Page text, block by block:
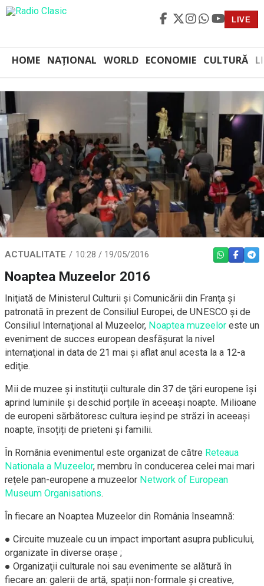
LIVE
HOME NAȚIONAL WORLD ECONOMIE CULTURĂ
ACTUALITATE 10:28 / 19/05/2016 WHATSAPP
Noaptea Muzeelor 2016
Iniţiată de Ministerul Culturii şi Comunicării din Franţa și
patronată în prezent de Consiliul Europei, de UNESCO şi de
Consiliul Internaţional al Muzeelor, Noaptea muzeelor este un
eveniment de succes european desfăşurat la nivel
internaţional in data de 21 mai şi aflat anul acesta la a 12-a
ediţie.
Mii de muzee şi instituţii culturale din 37 de ţări europene își
aprind luminile și deschid porțile în aceeași noapte. Milioane
de europeni sărbătoresc cultura ieșind pe străzi în aceeași
noapte, însoțiți de prieteni și familii.
În România evenimentul este organizat de către Reteaua
Nationala a Muzeelor, membru în conducerea celei mai mari
rețele pan-europene a muzeelor Network of European
Museum Organisations.
În fiecare an Noaptea Muzeelor din România înseamnă:
● Circuite muzeale cu un impact important asupra publicului,
organizate în diverse orașe ;
● Organizaţii culturale noi sau evenimente se alătură în
fiecare an: galerii de artă, spații non-formale și creative,